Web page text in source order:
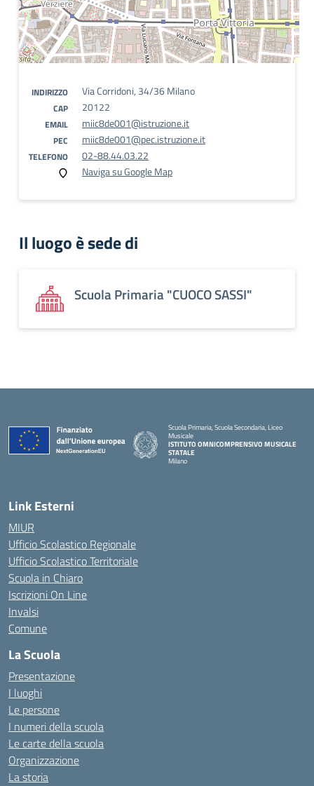
INDIRIZZO Via Corridoni, 34/36 Milano
CAP 20122
EMAIL miic8de001@istruzione.it
PEC miic8de001@pec.istruzione.it
TELEFONO
02-88.44.03.22
Naviga su Google Map
Il luogo è sede di
Scuola Primaria "CUOCO SASSI"
Scuola Primaria, Scuola Secondaria, Liceo
Musicale
ISTITUTO OMNICOMPRENSIVO MUSICALE
STATALE
Milano
Link Esterni
MIUR
Ufficio Scolastico Regionale
Ufficio Scolastico Territoriale
Scuola in Chiaro
Iscrizioni On Line
Invalsi
Comune
La Scuola
Presentazione
I luoghi
Le persone
I numeri della scuola
Le carte della scuola
Organizzazione
La storia